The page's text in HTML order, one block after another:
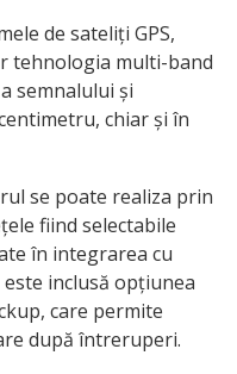
de sateliți GPS,
tehnologia multi-band
semnalului și
chiar și în
se poate realiza prin
fiind selectabile
în integrarea cu
este inclusă opțiunea
care permite
după întreruperi.